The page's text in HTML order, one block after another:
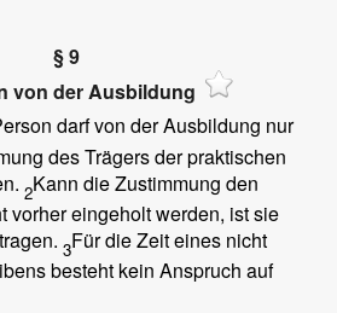
§ 9
von der Ausbildung
darf von der Ausbildung nur
des Trägers der praktischen
2Kann die Zustimmung den
vorher eingeholt werden, ist sie
3Für die Zeit eines nicht
besteht kein Anspruch auf